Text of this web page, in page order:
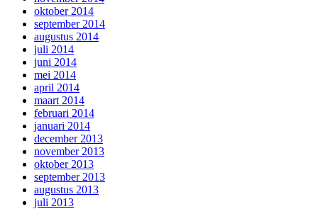
oktober 2014
september 2014
augustus 2014
juli 2014
juni 2014
mei 2014
april 2014
maart 2014
februari 2014
januari 2014
december 2013
november 2013
oktober 2013
september 2013
augustus 2013
juli 2013